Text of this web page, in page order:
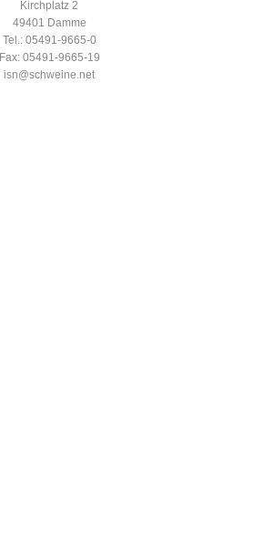
Kirchplatz 2
49401 Damme
Tel.: 05491-9665-0
Fax: 05491-9665-19
isn@schweine.net